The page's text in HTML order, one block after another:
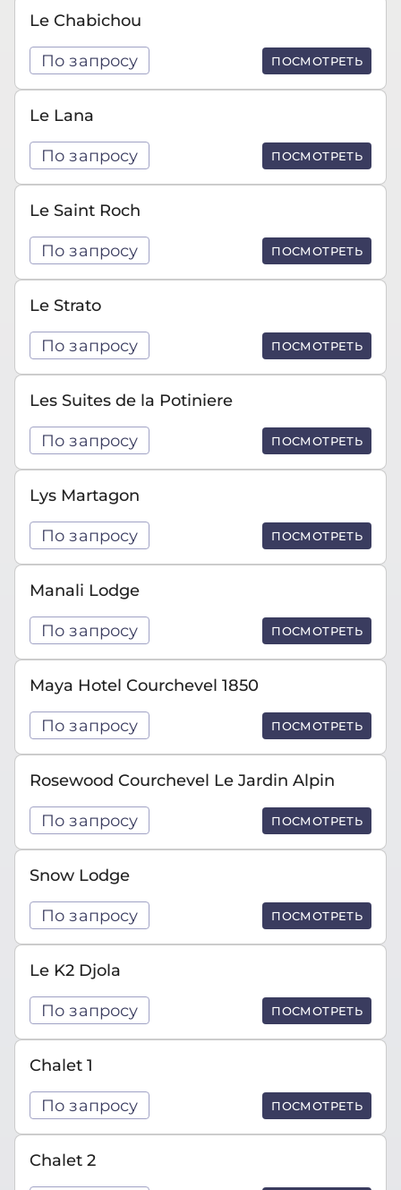
Le Chabichou
По запросу ПОСМОТРЕТЬ
Le Lana
По запросу ПОСМОТРЕТЬ
Le Saint Roch
По запросу ПОСМОТРЕТЬ
Le Strato
По запросу ПОСМОТРЕТЬ
Les Suites de la Potiniere
По запросу ПОСМОТРЕТЬ
Lys Martagon
По запросу ПОСМОТРЕТЬ
Manali Lodge
По запросу ПОСМОТРЕТЬ
Maya Hotel Courchevel 1850
По запросу ПОСМОТРЕТЬ
Rosewood Courchevel Le Jardin Alpin
По запросу ПОСМОТРЕТЬ
Snow Lodge
По запросу ПОСМОТРЕТЬ
Le K2 Djola
По запросу ПОСМОТРЕТЬ
Chalet 1
По запросу ПОСМОТРЕТЬ
Chalet 2